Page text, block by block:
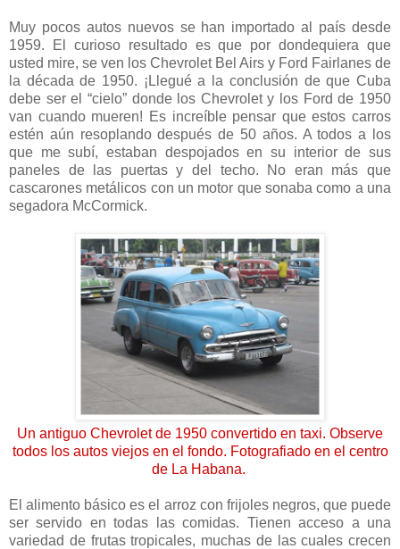
Muy pocos autos nuevos se han importado al país desde
1959. El curioso resultado es que por dondequiera que
usted mire, se ven los Chevrolet Bel Airs y Ford Fairlanes de
la década de 1950. ¡Llegué a la conclusión de que Cuba
debe ser el “cielo” donde los Chevrolet y los Ford de 1950
van cuando mueren! Es increíble pensar que estos carros
estén aún resoplando después de 50 años. A todos a los
que me subí, estaban despojados en su interior de sus
paneles de las puertas y del techo. No eran más que
cascarones metálicos con un motor que sonaba como a una
segadora McCormick.
Un antiguo Chevrolet de 1950 convertido en taxi. Observe
todos los autos viejos en el fondo. Fotografiado en el centro
de La Habana.
El alimento básico es el arroz con frijoles negros, que puede
ser servido en todas las comidas. Tienen acceso a una
variedad de frutas tropicales, muchas de las cuales crecen